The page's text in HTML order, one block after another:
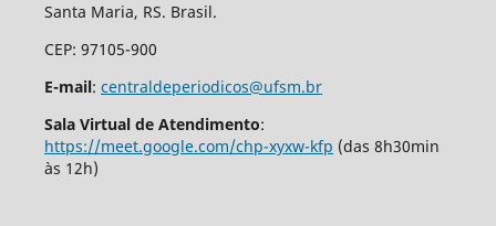
Santa Maria, RS. Brasil.
CEP: 97105-900
E-mail: centraldeperiodicos@ufsm.br
Sala Virtual de Atendimento:
https://meet.google.com/chp-xyxw-kfp (das 8h30min
às 12h)